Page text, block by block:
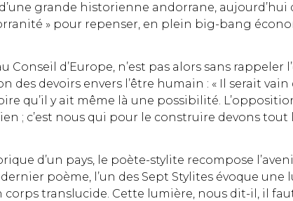
grande historienne andorrane, aujourd’hui
» pour repenser, en plein big-bang
d’Europe, n’est pas alors sans rappeler
des devoirs envers l’être humain : « Il serait
qu’il y ait même là une possibilité.
; c’est nous qui pour le construire devons
d’un pays, le poète-stylite recompose
poème, l’un des Sept Stylites évoque une
translucide. Cette lumière, nous dit-il, il